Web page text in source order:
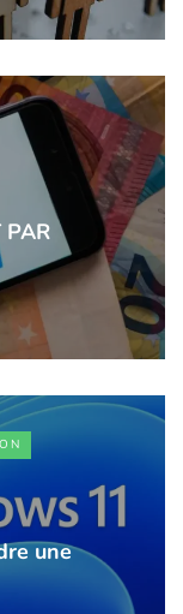
PAR
une